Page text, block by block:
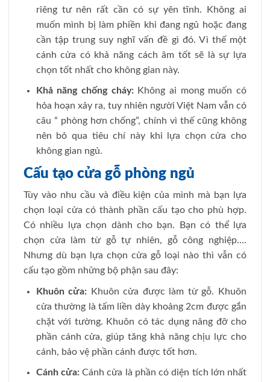
riêng tư nên rất cần có sự yên tĩnh. Không ai
muốn mình bị làm phiền khi đang ngủ hoặc đang
cần tập trung suy nghĩ vấn đề gì đó. Vì thế một
cánh cửa có khả năng cách âm tốt sẽ là sự lựa
chọn tốt nhất cho không gian này.
Khả năng chống cháy:Không ai mong muốn có
hỏa hoạn xảy ra, tuy nhiên người Việt Nam vẫn có
câu “ phòng hơn chống”, chính vì thế cũng không
nên bỏ qua tiêu chí này khi lựa chọn cửa cho
không gian ngủ.
Cấu tạo cửa gỗ phòng ngủ
Tùy vào nhu cầu và điều kiện của mình mà bạn lựa
chọn loại cửa có thành phần cấu tạo cho phù hợp.
Có nhiều lựa chọn dành cho bạn. Bạn có thể lựa
chọn cửa làm từ gỗ tự nhiên, gỗ công nghiệp….
Nhưng dù bạn lựa chọn cửa gỗ loại nào thì vẫn có
cấu tạo gồm những bộ phận sau đây:
Khuôn cửa: Khuôn cửa được làm từ gỗ. Khuôn
cửa thường là tấm liền dày khoảng 2cm được gắn
chặt với tường. Khuôn có tác dụng nâng đỡ cho
phần cánh cửa, giúp tăng khả năng chịu lực cho
cánh, bảo vệ phần cánh được tốt hơn.
Cánh cửa: Cánh cửa là phần có diện tích lớn nhất